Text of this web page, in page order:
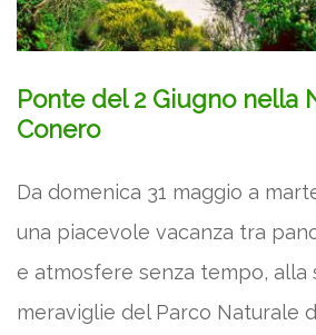
Ponte del 2 Giugno nella
Conero
Da domenica 31 maggio a
una piacevole vacanza tra
e atmosfere senza tempo, alla
meraviglie del Parco Naturale